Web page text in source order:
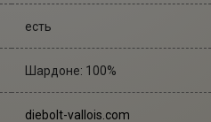
есть
Шардоне: 100%
diebolt-vallois.com